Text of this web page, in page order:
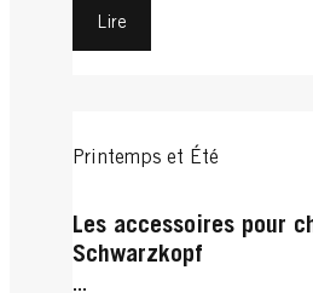
Lire
Printemps et Été
Les accessoires pour
Schwarzkopf
...